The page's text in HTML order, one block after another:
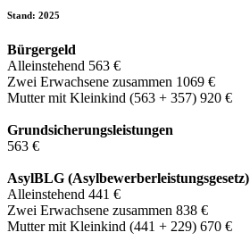
Stand: 2025
Bürgergeld
Alleinstehend 563 €
Zwei Erwachsene zusammen 1069 €
Mutter mit Kleinkind (563 + 357) 920 €
Grundsicherungsleistungen
563 €
AsylBLG (Asylbewerberleistungsgesetz)
Alleinstehend 441 €
Zwei Erwachsene zusammen 838 €
Mutter mit Kleinkind (441 + 229) 670 €